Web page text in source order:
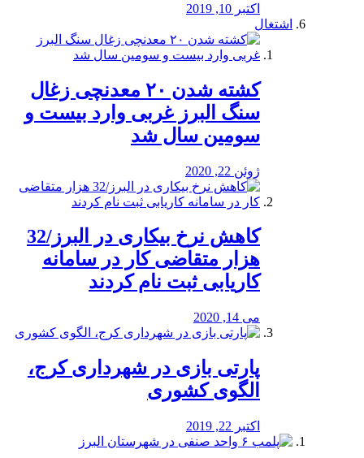
اکتبر 10, 2019
اشتغال
کشته شدن ۲۰ معدنچی زغال
سنگ البرز غربی وارد بیست و
سومین سال شد
ژوئن 22, 2020
کاهش نرخ بیکاری در البرز/32
هزار متقاضی کار در سامانه
کاریابی ثبت نام کردند
می 14, 2020
پارتی بازی در شهرداری کرج،
الگوی کشوری
اکتبر 22, 2019